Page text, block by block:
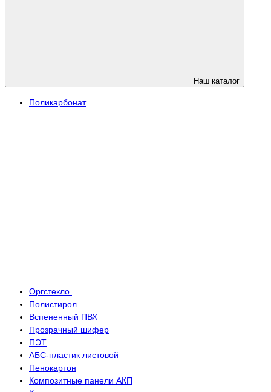
Наш каталог
Поликарбонат
Оргстекло
Полистирол
Вспененный ПВХ
Прозрачный шифер
ПЭТ
АБС-пластик листовой
Пенокартон
Композитные панели АКП